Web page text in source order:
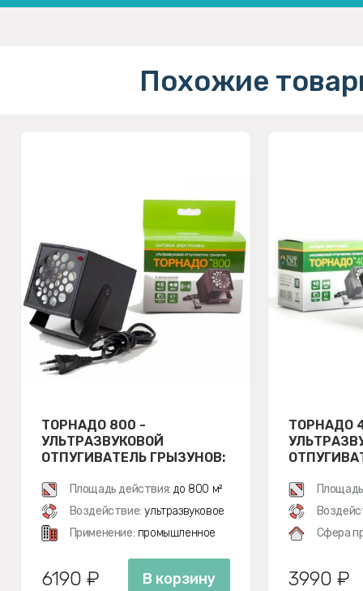
Похожие
ТОРНАДО 800 -
УЛЬТРАЗВУКОВОЙ
ОТПУГИВАТЕЛЬ ГРЫЗУНОВ:
Площадь действия: до 800 м²
Воздействие: ультразвуковое
Применение: промышленное
6190 ₽ В корзину
ТОРНАДО
Сфера
3990 ₽